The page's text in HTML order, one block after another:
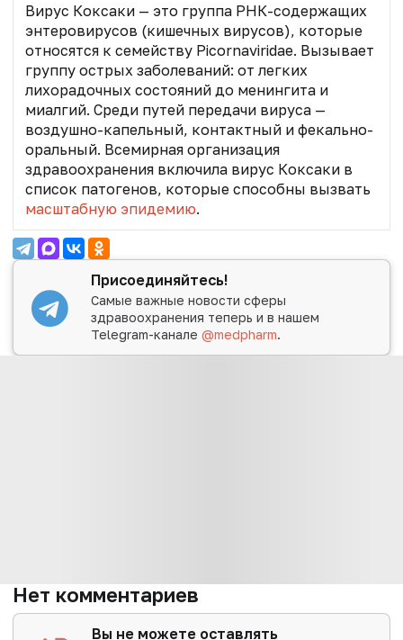
Вирус Коксаки — это группа РНК-содержащих
энтеровирусов (кишечных вирусов), которые
относятся к семейству Picornaviridae. Вызывает
группу острых заболеваний: от легких
лихорадочных состояний до менингита и
миалгий. Среди путей передачи вируса —
воздушно-капельный, контактный и фекально-
оральный. Всемирная организация
здравоохранения включила вирус Коксаки в
список патогенов, которые способны вызвать
масштабную эпидемию.
Присоединяйтесь!
Самые важные новости сферы
здравоохранения теперь и в нашем
Telegram-канале@medpharm.
Нет комментариев
Вы не можете оставлять